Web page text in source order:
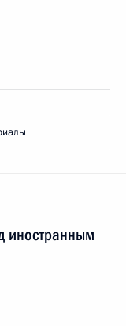
иностранным